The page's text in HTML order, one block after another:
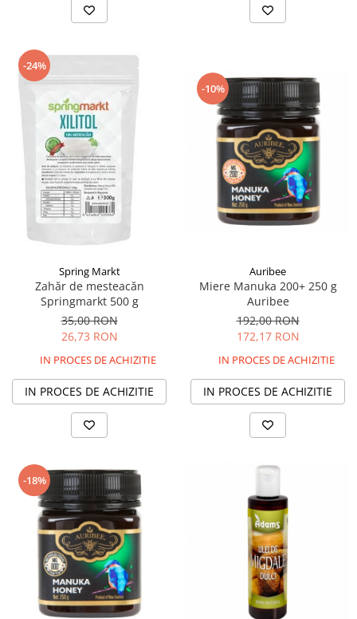
-24%
Spring Markt
Zahăr de mesteacăn
Springmarkt 500 g
35,00 RON
26,73 RON
IN PROCES DE ACHIZITIE
IN PROCES DE ACHIZITIE
-10%
Auribee
Miere Manuka 200+ 250 g
Auribee
192,00 RON
172,17 RON
IN PROCES DE ACHIZITIE
IN PROCES DE ACHIZITIE
-18%